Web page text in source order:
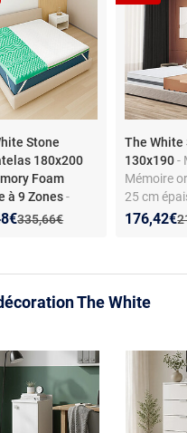
Stone
180x200
Foam
à 9 Zones-
double 180
Ancien prix :
335,66€
prix :
de :
The White
130x190-
Mémoire
25 cm
in Italy -
Nouveau
176,42€
The White